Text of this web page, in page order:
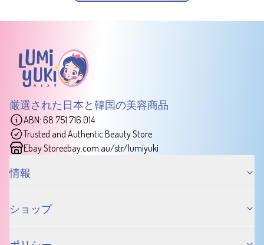
厳選された日本と韓国の美容商品
ABN: 68 751 716 014
Trusted and Authentic Beauty Store
Ebay Storeebay.com.au/str/lumiyuki
情報
ショップ